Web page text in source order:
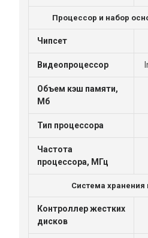
Процессор и набор
Чипсет
Видеопроцессор
Объем кэш памяти,
Мб
Тип процессора
Частота
процессора, МГц
Система
Контроллер жестких
дисков